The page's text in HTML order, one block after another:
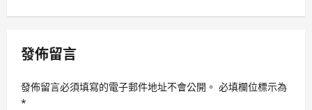
a
i
a
發佈留言
發佈留言必須填寫的電子郵件地址不會公開。 必填欄位標示為
*